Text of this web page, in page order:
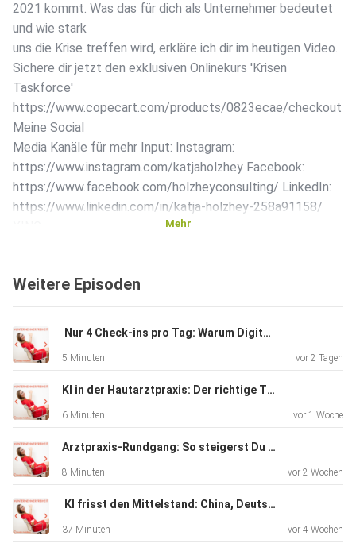
2021 kommt. Was das für dich als Unternehmer bedeutet
und wie stark
uns die Krise treffen wird, erkläre ich dir im heutigen Video.
Sichere dir jetzt den exklusiven Onlinekurs 'Krisen
Taskforce'
https://www.copecart.com/products/0823ecae/checkout
Meine Social
Media Kanäle für mehr Input: Instagram:
https://www.instagram.com/katjaholzhey Facebook:
https://www.facebook.com/holzheyconsulting/ LinkedIn:
https://www.linkedin.com/in/katja-holzhey-258a91158/
https://www.katjaholzhey.com
Mehr
Weitere Episoden
️ Nur 4 Check-ins pro Tag: Warum Digitalisierung in der Arztpraxis nicht reicht
5 Minuten vor 2 Tagen
KI in der Hautarztpraxis: Der richtige Trigger spart Zeit
6 Minuten vor 1 Woche
Arztpraxis-Rundgang: So steigerst Du mit klaren Prozessen Deine Marge
8 Minuten vor 2 Wochen
️ KI frisst den Mittelstand: China, Deutschland und die zwei Wege für Unternehmer
37 Minuten vor 4 Wochen